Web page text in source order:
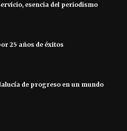
esencia del periodismo
25 años de éxitos
de progreso en un mundo